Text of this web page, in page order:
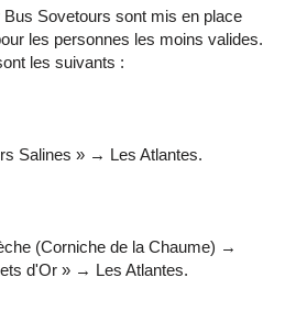
Sovetours sont mis en place
les personnes les moins valides.
les suivants :
Salines » → Les Atlantes.
(Corniche de la Chaume) →
d'Or » → Les Atlantes.